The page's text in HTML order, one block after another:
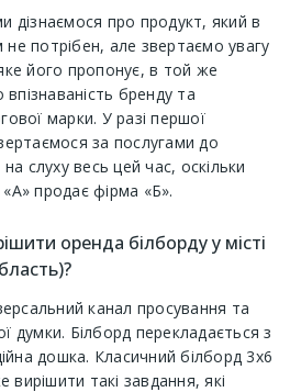
дізнаємося про продукт, який в
потрібен, але звертаємо увагу
його пропонує, в той же
бренду та
марки. У разі першої
за послугами до
слуху весь цей час, оскільки
продає фірма «Б».
оренда білборду у місті
канал просування та
думки. Білборд перекладається з
дошка. Класичний білборд 3х6
такі завдання, які